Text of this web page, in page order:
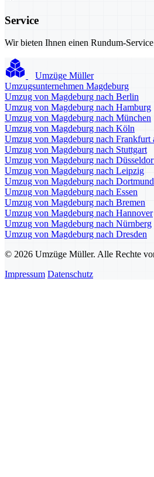
Service
Wir bieten Ihnen einen Rundum-
Umzüge Müller
Umzugsunternehmen Magdeburg
Umzug von Magdeburg nach Berlin
Umzug von Magdeburg nach Hamburg
Umzug von Magdeburg nach München
Umzug von Magdeburg nach Köln
Umzug von Magdeburg nach Frankfurt
Umzug von Magdeburg nach Stuttgart
Umzug von Magdeburg nach
Umzug von Magdeburg nach Leipzig
Umzug von Magdeburg nach Dortmund
Umzug von Magdeburg nach Essen
Umzug von Magdeburg nach Bremen
Umzug von Magdeburg nach Hannover
Umzug von Magdeburg nach Nürnberg
Umzug von Magdeburg nach Dresden
© 2026 Umzüge Müller. Alle Rechte
Impressum Datenschutz